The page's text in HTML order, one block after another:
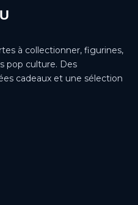
à collectionner, figurines,
pop culture. Des
cadeaux et une sélection